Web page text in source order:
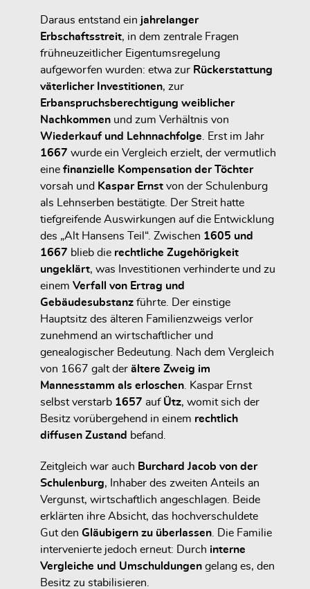
Daraus entstand ein jahrelanger
Erbschaftsstreit, in dem zentrale Fragen
frühneuzeitlicher Eigentumsregelung
aufgeworfen wurden: etwa zur Rückerstattung
väterlicher Investitionen, zur
Erbanspruchsberechtigung weiblicher
Nachkommen und zum Verhältnis von
Wiederkauf und Lehnnachfolge. Erst im Jahr
1667 wurde ein Vergleich erzielt, der vermutlich
eine finanzielle Kompensation der Töchter
vorsah und Kaspar Ernst von der Schulenburg
als Lehnserben bestätigte. Der Streit hatte
tiefgreifende Auswirkungen auf die Entwicklung
des „Alt Hansens Teil“. Zwischen 1605 und
1667 blieb die rechtliche Zugehörigkeit
ungeklärt, was Investitionen verhinderte und zu
einem Verfall von Ertrag und
Gebäudesubstanz führte. Der einstige
Hauptsitz des älteren Familienzweigs verlor
zunehmend an wirtschaftlicher und
genealogischer Bedeutung. Nach dem Vergleich
von 1667 galt der ältere Zweig im
Mannesstamm als erloschen. Kaspar Ernst
selbst verstarb 1657 auf Ütz, womit sich der
Besitz vorübergehend in einem rechtlich
diffusen Zustand befand.
Zeitgleich war auch Burchard Jacob von der
Schulenburg, Inhaber des zweiten Anteils an
Vergunst, wirtschaftlich angeschlagen. Beide
erklärten ihre Absicht, das hochverschuldete
Gut den Gläubigern zu überlassen . Die Familie
intervenierte jedoch erneut: Durch interne
Vergleiche und Umschuldungen gelang es, den
Besitz zu stabilisieren.